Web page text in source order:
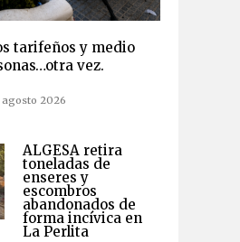
tarifeños y medio
vez.
agosto 2026
ALGESA retira
toneladas de
enseres y
escombros
abandonados de
forma incívica en
La Perlita